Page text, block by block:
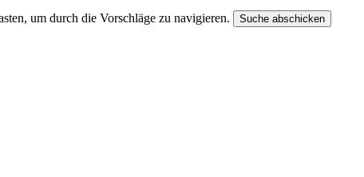
um durch die Vorschläge zu navigieren. Suche abschicken